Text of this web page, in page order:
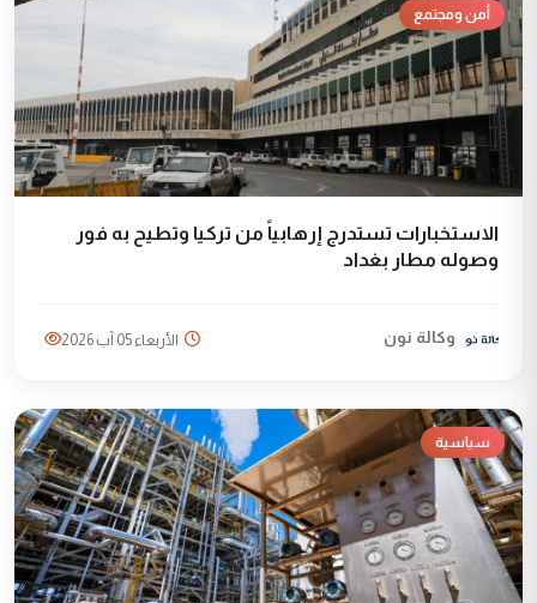
أمن ومجتمع
الاستخبارات تستدرج إرهابياً من تركيا وتطيح به فور
وصوله مطار بغداد
وكالة نون الأربعاء 05 آب 2026
سياسية